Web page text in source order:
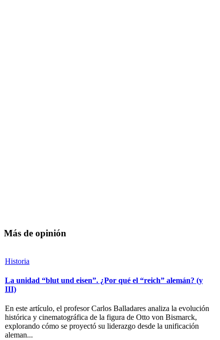
Más de opinión
Historia
La unidad “blut und eisen”. ¿Por qué el “reich” alemán? (y
III)
En este artículo, el profesor Carlos Balladares analiza la evolución
histórica y cinematográfica de la figura de Otto von Bismarck,
explorando cómo se proyectó su liderazgo desde la unificación
aleman...